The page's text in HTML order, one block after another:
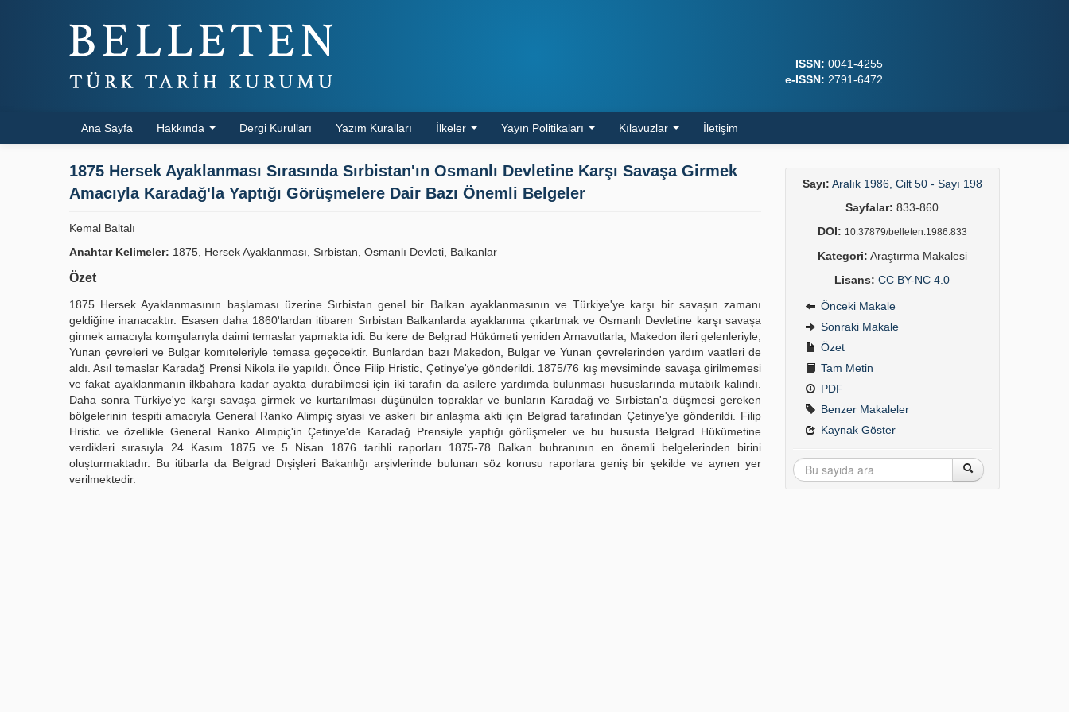
ISSN: 0041-4255
e-ISSN: 2791-6472
Ana Sayfa Hakkında Dergi Kurulları Yazım Kuralları İlkeler Yayın Politikaları Kılavuzlar İletişim
1875 Hersek Ayaklanması Sırasında Sırbistan'ın Osmanlı Devletine Karşı Savaşa Girmek
Amacıyla Karadağ'la Yaptığı Görüşmelere Dair Bazı Önemli Belgeler
Kemal Baltalı
Anahtar Kelimeler: 1875, Hersek Ayaklanması, Sırbistan, Osmanlı Devleti, Balkanlar
Özet
1875 Hersek Ayaklanmasının başlaması üzerine Sırbistan genel bir Balkan ayaklanmasının ve Türkiye'ye karşı bir savaşın zamanı
geldiğine inanacaktır. Esasen daha 1860'lardan itibaren Sırbistan Balkanlarda ayaklanma çıkartmak ve Osmanlı Devletine karşı savaşa
girmek amacıyla komşularıyla daimi temaslar yapmakta idi. Bu kere de Belgrad Hükümeti yeniden Arnavutlarla, Makedon ileri gelenleriyle,
Yunan çevreleri ve Bulgar komıteleriyle temasa geçecektir. Bunlardan bazı Makedon, Bulgar ve Yunan çevrelerinden yardım vaatleri de
aldı. Asıl temaslar Karadağ Prensi Nikola ile yapıldı. Önce Filip Hristic, Çetinye'ye gönderildi. 1875/76 kış mevsiminde savaşa girilmemesi
ve fakat ayaklanmanın ilkbahara kadar ayakta durabilmesi için iki tarafın da asilere yardımda bulunması hususlarında mutabık kalındı.
Daha sonra Türkiye'ye karşı savaşa girmek ve kurtarılması düşünülen topraklar ve bunların Karadağ ve Sırbistan'a düşmesi gereken
bölgelerinin tespiti amacıyla General Ranko Alimpiç siyasi ve askeri bir anlaşma akti için Belgrad tarafından Çetinye'ye gönderildi. Filip
Hristic ve özellikle General Ranko Alimpiç'in Çetinye'de Karadağ Prensiyle yaptığı görüşmeler ve bu hususta Belgrad Hükümetine
verdikleri sırasıyla 24 Kasım 1875 ve 5 Nisan 1876 tarihli raporları 1875-78 Balkan buhranının en önemli belgelerinden birini
oluşturmaktadır. Bu itibarla da Belgrad Dışişleri Bakanlığı arşivlerinde bulunan söz konusu raporlara geniş bir şekilde ve aynen yer
verilmektedir.
Sayı: Aralık 1986, Cilt 50 - Sayı 198
Sayfalar: 833-860
DOI: 10.37879/belleten.1986.833
Kategori: Araştırma Makalesi
Lisans: CC BY-NC 4.0
Önceki Makale
Sonraki Makale
Özet
Tam Metin
PDF
Benzer Makaleler
Kaynak Göster